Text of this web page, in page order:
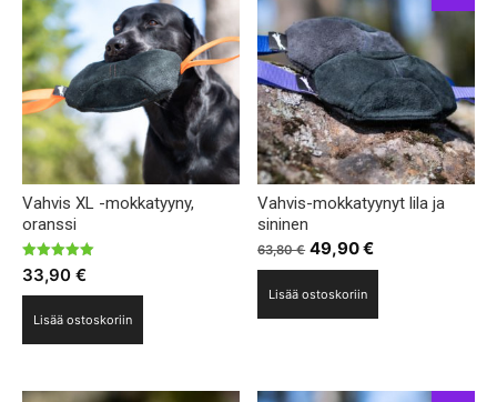
sivulla.
Vahvis XL -mokkatyyny,
oranssi
Arvostelu
tuotteesta:
5.00
33,90 €
Lisää ostoskoriin
Vahvis-mokkatyynyt lila ja
sininen
63,80€ Alkuperäinen
hinta
oli:
49,90€Nykyinen
hinta
Lisää ostoskoriin